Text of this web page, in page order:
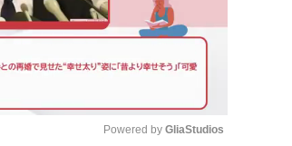
Powered by GliaStudios